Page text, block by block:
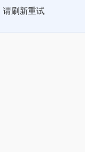
请刷新重试